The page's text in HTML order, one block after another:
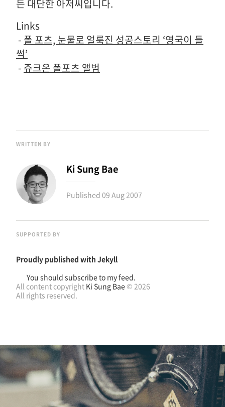
든 대단한 아저씨입니다.
Links
- 폴 포츠, 눈물로 얼룩진 성공스토리 ‘영국이 들
썩’
- 쥬크온 폴포츠 앨범
WRITTEN BY
Ki Sung Bae
Published 09 Aug 2007
SUPPORTED BY
Proudly published with Jekyll
You should subscribe to my feed.
All content copyright Ki Sung Bae© 2026
All rights reserved.